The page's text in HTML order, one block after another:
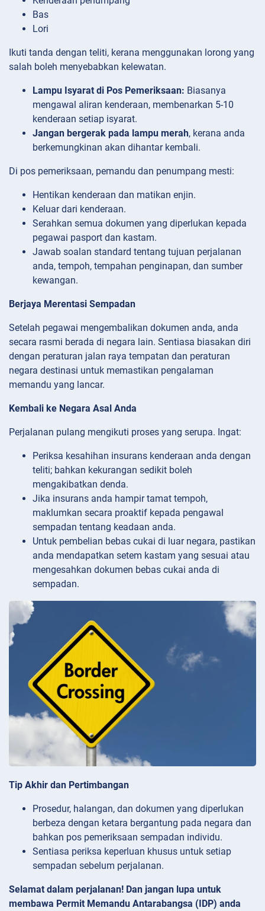
Bas
Lori
Ikuti tanda dengan teliti, kerana menggunakan lorong yang
salah boleh menyebabkan kelewatan.
Lampu Isyarat di Pos Pemeriksaan: Biasanya
mengawal aliran kenderaan, membenarkan 5-10
kenderaan setiap isyarat.
Jangan bergerak pada lampu merah, kerana anda
berkemungkinan akan dihantar kembali.
Di pos pemeriksaan, pemandu dan penumpang mesti:
Hentikan kenderaan dan matikan enjin.
Keluar dari kenderaan.
Serahkan semua dokumen yang diperlukan kepada
pegawai pasport dan kastam.
Jawab soalan standard tentang tujuan perjalanan
anda, tempoh, tempahan penginapan, dan sumber
kewangan.
Berjaya Merentasi Sempadan
Setelah pegawai mengembalikan dokumen anda, anda
secara rasmi berada di negara lain. Sentiasa biasakan diri
dengan peraturan jalan raya tempatan dan peraturan
negara destinasi untuk memastikan pengalaman
memandu yang lancar.
Kembali ke Negara Asal Anda
Perjalanan pulang mengikuti proses yang serupa. Ingat:
Periksa kesahihan insurans kenderaan anda dengan
teliti; bahkan kekurangan sedikit boleh
mengakibatkan denda.
Jika insurans anda hampir tamat tempoh,
maklumkan secara proaktif kepada pengawal
sempadan tentang keadaan anda.
Untuk pembelian bebas cukai di luar negara, pastikan
anda mendapatkan setem kastam yang sesuai atau
mengesahkan dokumen bebas cukai anda di
sempadan.
Tip Akhir dan Pertimbangan
Prosedur, halangan, dan dokumen yang diperlukan
berbeza dengan ketara bergantung pada negara dan
bahkan pos pemeriksaan sempadan individu.
Sentiasa periksa keperluan khusus untuk setiap
sempadan sebelum perjalanan.
Selamat dalam perjalanan! Dan jangan lupa untuk
membawa Permit Memandu Antarabangsa (IDP) anda